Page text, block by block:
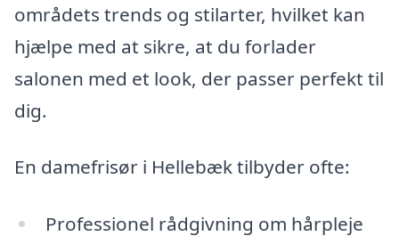
områdets trends og stilarter, hvilket kan
hjælpe med at sikre, at du forlader
salonen med et look, der passer perfekt til
dig.
En damefrisør i Hellebæk tilbyder ofte:
Professionel rådgivning om hårpleje